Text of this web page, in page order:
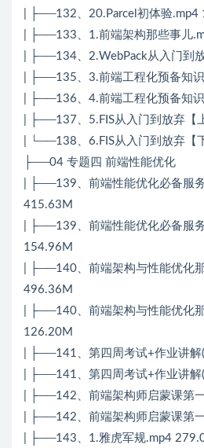
| ├──132、20.Parcel初体验.mp4
| ├──133、1.前端架构那些事儿
| ├──134、2.WebPack从入门到
| ├──135、3.前端工程化预备知
| ├──136、4.前端工程化预备知
| ├──137、5.FIS从入门到放弃【
| └──138、6.FIS从入门到放弃【
├──04 专题四 前端性能优化
| ├──139、前端性能优化必备服
415.63M
| ├──139、前端性能优化必备服
154.96M
| ├──140、前端架构与性能优化
496.36M
| ├──140、前端架构与性能优化
126.20M
| ├──141、第四周考试+作业讲
| ├──141、第四周考试+作业讲
| ├──142、前端架构师启蒙课第
| ├──142、前端架构师启蒙课第
| ├──143、1.雅虎军规.mp4